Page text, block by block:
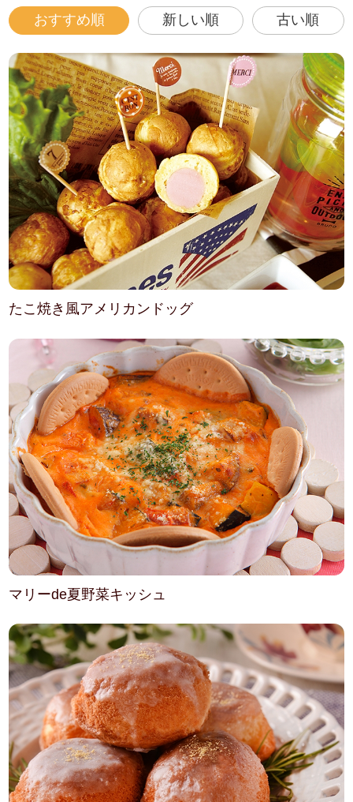
おすすめ順 新しい順 古い順
たこ焼き風アメリカンドッグ
マリーde夏野菜キッシュ